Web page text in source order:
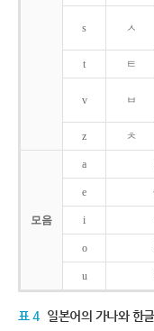
s ㅅ
t ㅌ
v ㅂ
z ㅊ
모음
a
e
i
o
u
표 4 일본어의 가나와 한